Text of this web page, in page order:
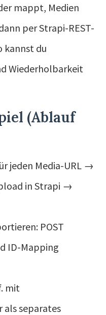
mappt, Medien
per Strapi-REST-
kannst du
Wiederholbarkeit
(Ablauf
jeden Media-URL →
in Strapi →
POST
ID-Mapping
mit
als separates